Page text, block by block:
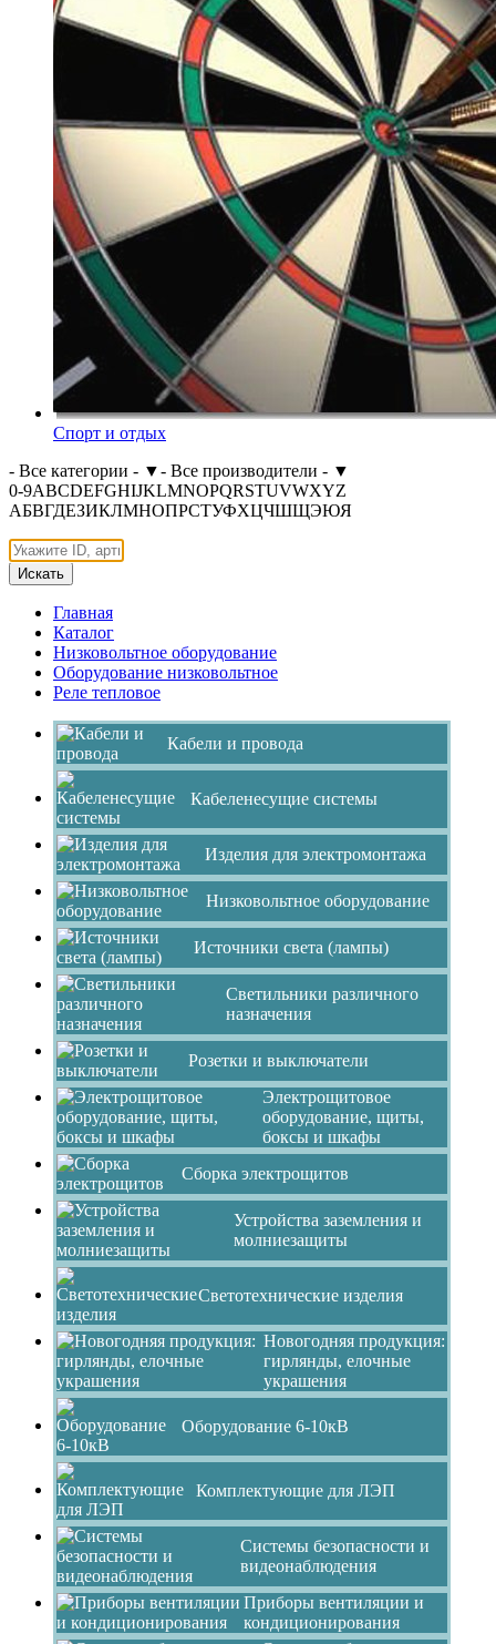
Спорт и отдых
- Все категории - ▼- Все производители - ▼
0-9ABCDEFGHIJKLMNOPQRSTUVWXYZ
АБВГДЕЗИКЛМНОПРСТУФХЦЧШЩЭЮЯ
Искать
Главная
Каталог
Низковольтное оборудование
Оборудование низковольтное
Реле тепловое
Кабели и провода
Кабеленесущие системы
Изделия для электромонтажа
Низковольтное оборудование
Источники света (лампы)
Светильники различного
назначения
Розетки и выключатели
Электрощитовое
оборудование, щиты,
боксы и шкафы
Сборка электрощитов
Устройства заземления и
молниезащиты
Светотехнические изделия
Новогодняя продукция:
гирлянды, елочные
украшения
Оборудование 6-10кВ
Комплектующие для ЛЭП
Системы безопасности и
видеонаблюдения
Приборы вентиляции и
кондиционирования